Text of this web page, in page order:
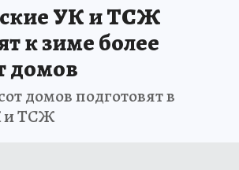
УК и ТСЖ
к зиме более
домов
домов подготовят в
и ТСЖ